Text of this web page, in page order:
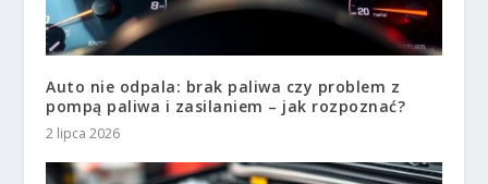
Auto nie odpala: brak paliwa czy problem z
pompą paliwa i zasilaniem – jak rozpoznać?
2 lipca 2026